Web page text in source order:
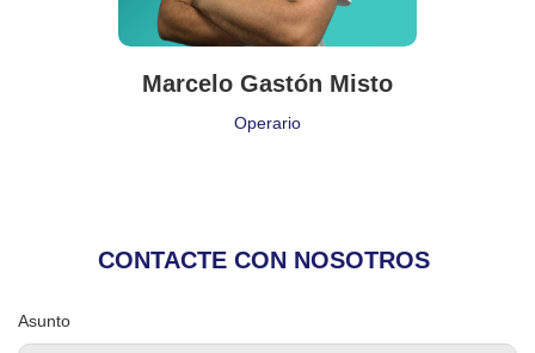
Marcelo Gastón Misto
Operario
CONTACTE CON NOSOTROS
Asunto